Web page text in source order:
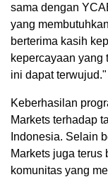
sama dengan
yang
berterima kasih
kepercayaan yang
ini dapat terwujud."
Keberhasilan
Markets terhadap
Indonesia. Selain
Markets juga terus
komunitas yang